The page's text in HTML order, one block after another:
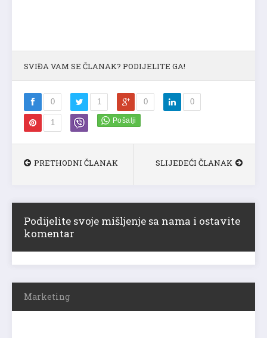
SVIĐA VAM SE ČLANAK? PODIJELITE GA!
0 1 0 0
1
PRETHODNI ČLANAK SLIJEDEĆI ČLANAK
Podijelite svoje mišljenje sa nama i ostavite
komentar
Marketing